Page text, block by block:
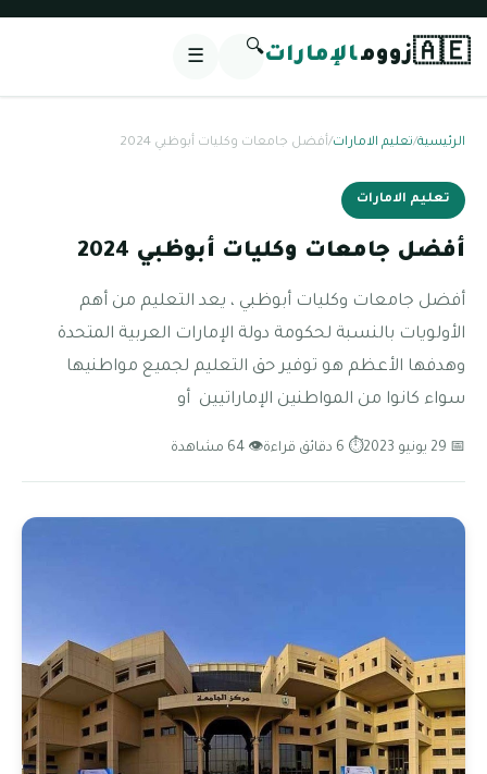
🇦🇪زوومالإمارات🔍
☰
الرئيسية/تعليم الامارات/أفضل جامعات وكليات أبوظبي 2024
تعليم الامارات
أفضل جامعات وكليات أبوظبي 2024
أفضل جامعات وكليات أبوظبي ، يعد التعليم من أهم
الأولويات بالنسبة لحكومة دولة الإمارات العربية المتحدة
وهدفها الأعظم هو توفير حق التعليم لجميع مواطنيها
سواء كانوا من المواطنين الإماراتيين أو
📅 29 يونيو 2023 ⏱ 6 دقائق قراءة 👁 64 مشاهدة